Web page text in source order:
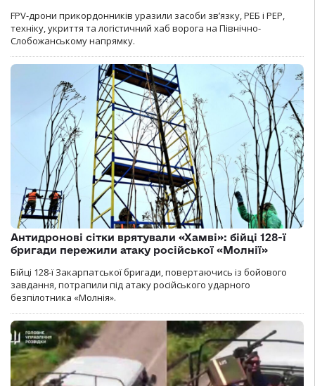
FPV-дрони прикордонників уразили засоби зв’язку, РЕБ і РЕР,
техніку, укриття та логістичний хаб ворога на Північно-
Слобожанському напрямку.
Антидронові сітки врятували «Хамві»: бійці 128-ї
бригади пережили атаку російської «Молнії»
Бійці 128-ї Закарпатської бригади, повертаючись із бойового
завдання, потрапили під атаку російського ударного
безпілотника «Молнія».